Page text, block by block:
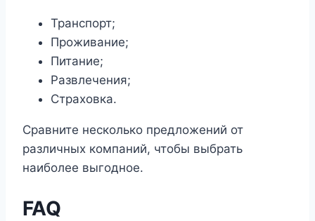
Транспорт;
Проживание;
Питание;
Развлечения;
Страховка.
Сравните несколько предложений от
различных компаний, чтобы выбрать
наиболее выгодное.
FAQ